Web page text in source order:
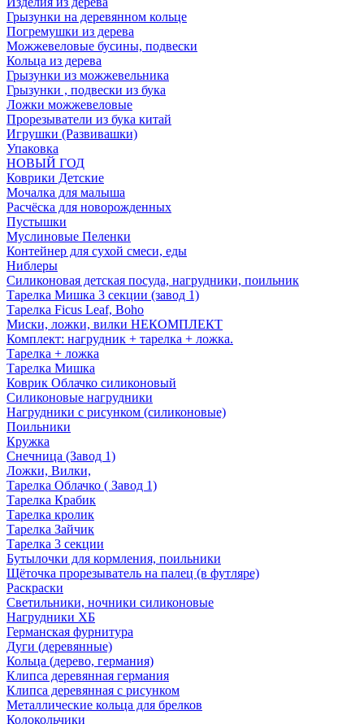
Грызунки на деревянном кольце
Погремушки из дерева
Можжевеловые бусины, подвески
Кольца из дерева
Грызунки из можжевельника
Грызунки , подвески из бука
Ложки можжевеловые
Прорезыватели из бука китай
Игрушки (Развивашки)
Упаковка
НОВЫЙ ГОД
Коврики Детские
Мочалка для малыша
Расчёска для новорожденных
Пустышки
Муслиновые Пеленки
Контейнер для сухой смеси, еды
Ниблеры
Силиконовая детская посуда, нагрудники, поильник
Тарелка Мишка 3 секции (завод 1)
Тарелка Ficus Leaf, Boho
Миски, ложки, вилки НЕКОМПЛЕКТ
Комплект: нагрудник + тарелка + ложка.
Тарелка + ложка
Тарелка Мишка
Коврик Облачко силиконовый
Силиконовые нагрудники
Нагрудники с рисунком (силиконовые)
Поильники
Кружка
Снечница (Завод 1)
Ложки, Вилки,
Тарелка Облачко ( Завод 1)
Тарелка Крабик
Тарелка кролик
Тарелка Зайчик
Тарелка 3 секции
Бутылочки для кормления, поильники
Щёточка прорезыватель на палец (в футляре)
Раскраски
Светильники, ночники силиконовые
Нагрудники ХБ
Германская фурнитура
Дуги (деревянные)
Кольца (дерево, германия)
Клипса деревянная германия
Клипса деревянная с рисунком
Металлические кольца для брелков
Колокольчики